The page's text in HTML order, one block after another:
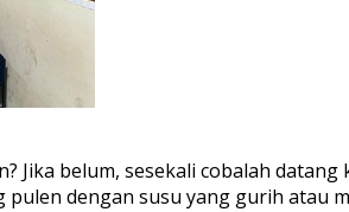
Jika belum, sesekali cobalah datang
dengan susu yang gurih atau